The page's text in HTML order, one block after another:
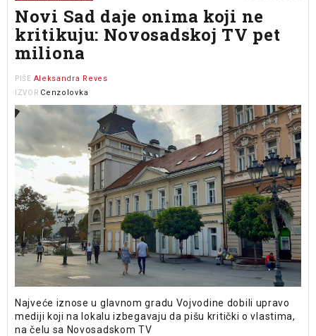
Novi Sad daje onima koji ne
kritikuju: Novosadskoj TV pet
miliona
PIŠE Aleksandra Reves
IZVOR Cenzolovka
Najveće iznose u glavnom gradu Vojvodine dobili upravo
mediji koji na lokalu izbegavaju da pišu kritički o vlastima,
na čelu sa Novosadskom TV